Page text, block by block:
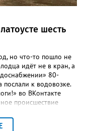
шесть
но что-то пошло не
идёт не в кран, а
80-
к водовозке.
во ВКонтакте
происшествие
организации